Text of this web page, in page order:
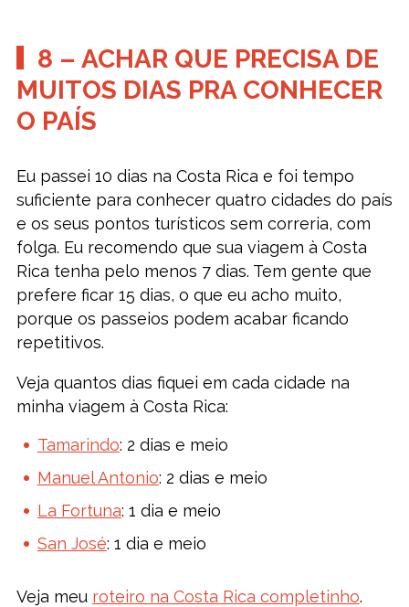
8 – ACHAR QUE PRECISA DE
MUITOS DIAS PRA CONHECER
O PAÍS
Eu passei 10 dias na Costa Rica e foi tempo
suficiente para conhecer quatro cidades do país
e os seus pontos turísticos sem correria, com
folga. Eu recomendo que sua viagem à Costa
Rica tenha pelo menos 7 dias. Tem gente que
prefere ficar 15 dias, o que eu acho muito,
porque os passeios podem acabar ficando
repetitivos.
Veja quantos dias fiquei em cada cidade na
minha viagem à Costa Rica:
Tamarindo: 2 dias e meio
Manuel Antonio: 2 dias e meio
La Fortuna: 1 dia e meio
San José: 1 dia e meio
Veja meu roteiro na Costa Rica completinho.